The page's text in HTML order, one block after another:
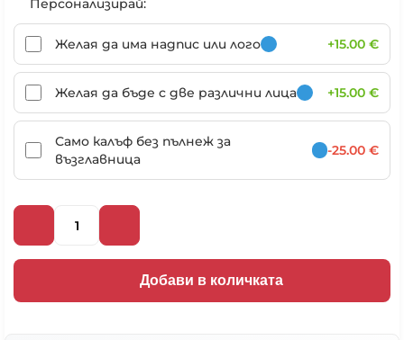
Персонализирай:
Желая да има надпис или лого +15.00 €
Желая да бъде с две различни лица +15.00 €
Само калъф без пълнеж за
възглавница
-25.00 €
Добави в количката